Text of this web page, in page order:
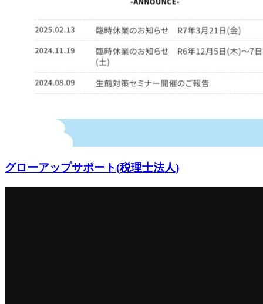
グローアップサポート(税理士法人)